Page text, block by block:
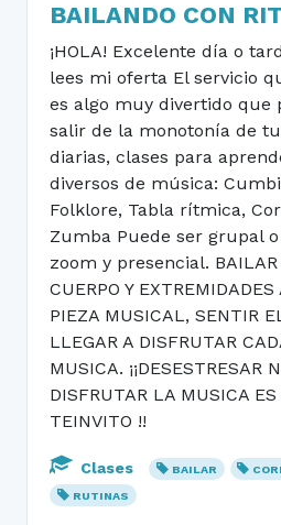
BAILANDO CON
¡HOLA! Excelente día o
lees mi oferta El servicio
es algo muy divertido que
salir de la monotonía de
diarias, clases para
diversos de música:
Folklore, Tabla rítmica,
Zumba Puede ser grupal
zoom y presencial. BAILAR
CUERPO Y
PIEZA MUSICAL, SENTIR
LLEGAR A DISFRUTAR
MUSICA. ¡¡DESESTRESAR
DISFRUTAR LA MUSICA ES
TEINVITO !!
Clases BAILAR
RUTINAS